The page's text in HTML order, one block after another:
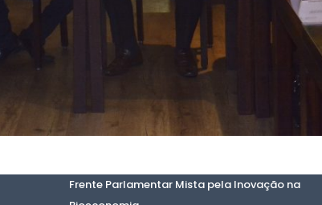
Frente Parlamentar Mista pela Inovação na